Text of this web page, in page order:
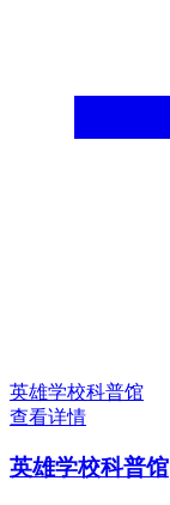
英雄学校科普馆
查看详情
英雄学校科普馆